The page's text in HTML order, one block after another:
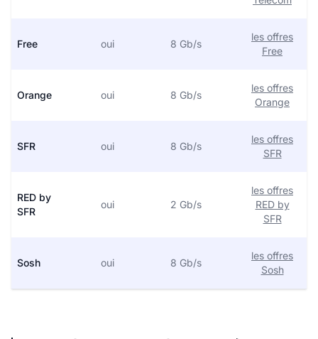
Free oui 8 Gb/s
les offres
Free
Orange oui 8 Gb/s
les offres
Orange
SFR oui 8 Gb/s
les offres
SFR
RED by
SFR
oui 2 Gb/s
les offres
RED by
SFR
Sosh oui 8 Gb/s
les offres
Sosh